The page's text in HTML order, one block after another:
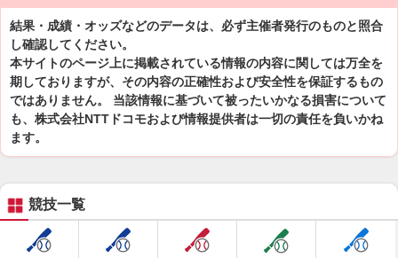
結果・成績・オッズなどのデータは、必ず主催者発行のものと照合
し確認してください。
本サイトのページ上に掲載されている情報の内容に関しては万全を
期しておりますが、その内容の正確性および安全性を保証するもの
ではありません。 当該情報に基づいて被ったいかなる損害について
も、株式会社NTTドコモおよび情報提供者は一切の責任を負いかね
ます。
競技一覧